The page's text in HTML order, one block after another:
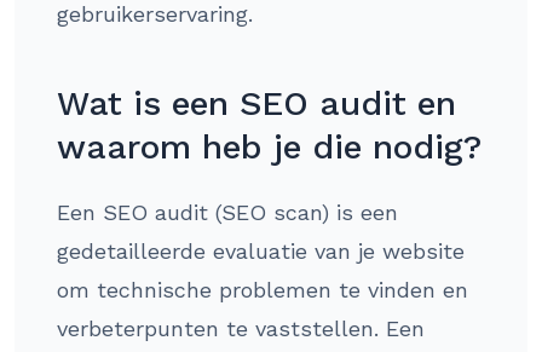
gebruikerservaring.
Wat is een SEO audit en
waarom heb je die nodig?
Een SEO audit (SEO scan) is een
gedetailleerde evaluatie van je website
om technische problemen te vinden en
verbeterpunten te vaststellen. Een